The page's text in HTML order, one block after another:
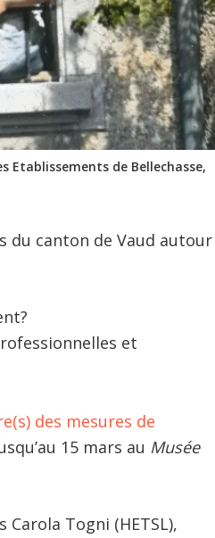
Etablissements de Bellechasse,
du canton de Vaud autour
et
des mesures de
15 mars au Musée
Togni (HETSL),